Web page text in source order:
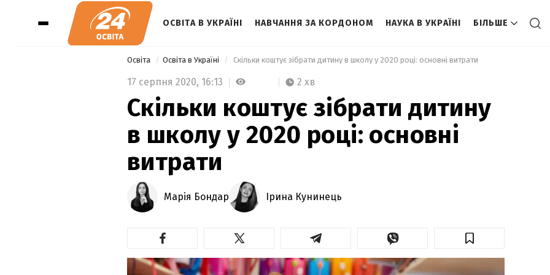
ОСВІТА В УКРАЇНІ НАВЧАННЯ ЗА КОРДОНОМ НАУКА В УКРАЇНІ БІЛЬШЕ
Освіта Освіта в Україні Скільки коштує зібрати дитину в школу у 2020 році: основні витрати
17 серпня 2020, 16:13 2 хв
Скільки коштує зібрати дитину
в школу у 2020 році: основні
витрати
Марія Бондар Ірина Кунинець